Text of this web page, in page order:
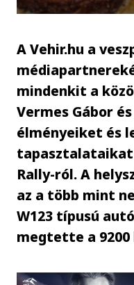
A Vehir.hu a
mindenkit a
Vermes Gábor
élményeiket és
tapasztalataikat
Rally-ról. A
az a több mint
W123 típusú
megtette a